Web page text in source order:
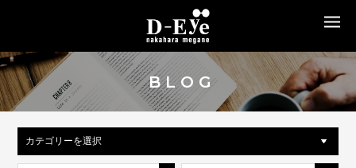
BLOG
カテゴリーを選択